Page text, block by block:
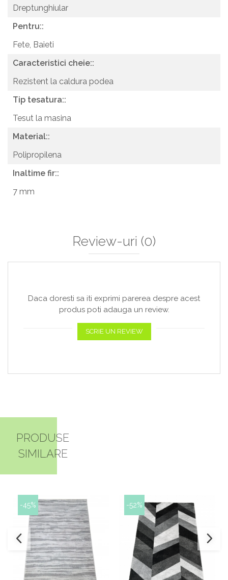
Dreptunghiular
Pentru::
Fete, Baieti
Caracteristici cheie::
Rezistent la caldura podea
Tip tesatura::
Tesut la masina
Material::
Polipropilena
Inaltime fir::
7 mm
Review-uri (0)
Daca doresti sa iti exprimi parerea despre acest
produs poti adauga un review.
SCRIE UN REVIEW
PRODUSE
SIMILARE
-45% -52%